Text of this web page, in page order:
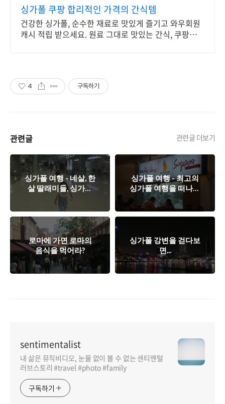
싱가폴 쿠팡 합리적인 가격의 간식템
건강한 싱가폴, 순수한 재료로 맛있게 즐기고 와우회원
캐시 적립 받으세요. 원료 그대로 맛있는 간식, 쿠팡에서
4 구독하기
관련글 관련글 더보기
싱가폴 여행 - 네살, 한
살 딸래미들, 싱가폴
로 출발~!
싱가폴 여행 - 최고의
싱가폴 여행을 떠나는
방법!
로마에 가면 로마의
음식을 먹어라?
싱가폴 강변을 걷다보
면...
sentimentalist
내 삶은 뮤직비디오, 눈물 없이 볼 수 없는 센티멘털
러브스토리 #travel #photo #family
구독하기